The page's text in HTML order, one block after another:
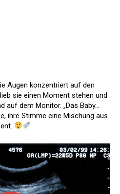
Augen konzentriert auf den
sie einen Moment stehen und
auf dem Monitor. „Das Baby…
ihre Stimme eine Mischung aus